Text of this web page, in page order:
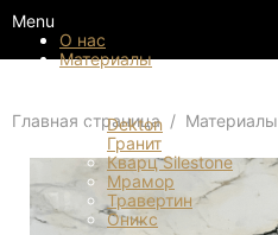
Menu
О нас
Материалы
Dekton
Гранит
Кварц Silestone
Мрамор
Травертин
Оникс
Главная страница Материалы